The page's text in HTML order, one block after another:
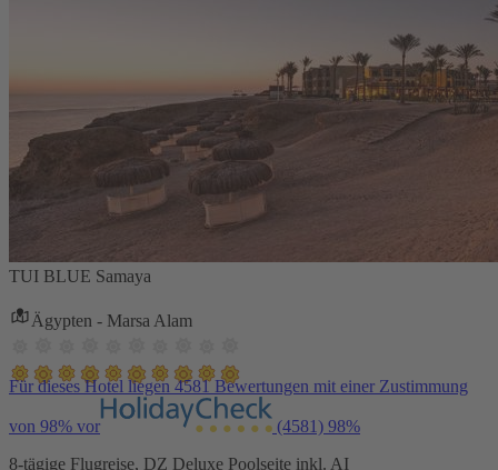
TUI BLUE Samaya
Ägypten - Marsa Alam
Für dieses Hotel liegen 4581 Bewertungen mit einer Zustimmung
von 98% vor (4581) 98%
8-tägige Flugreise, DZ Deluxe Poolseite inkl. AI